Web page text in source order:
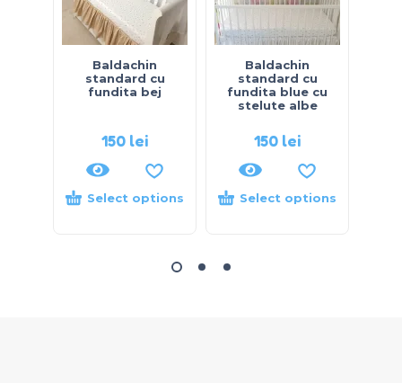
Baldachin
standard cu
fundita bej
150 lei
Select options
Baldachin
standard cu
fundita blue cu
stelute albe
150 lei
Select options